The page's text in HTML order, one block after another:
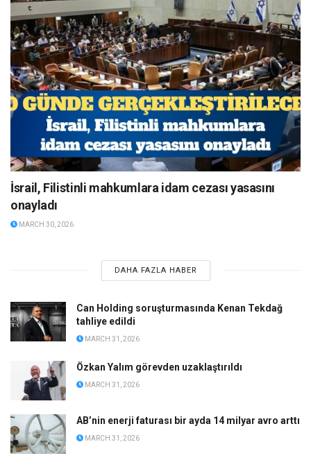
İsrail, Filistinli mahkumlara idam cezası yasasını
onayladı
MARCH 30, 2026
DAHA FAZLA HABER
Can Holding soruşturmasında Kenan Tekdağ
tahliye edildi
MARCH 31, 2026
Özkan Yalım görevden uzaklaştırıldı
MARCH 31, 2026
AB’nin enerji faturası bir ayda 14 milyar avro arttı
MARCH 31, 2026